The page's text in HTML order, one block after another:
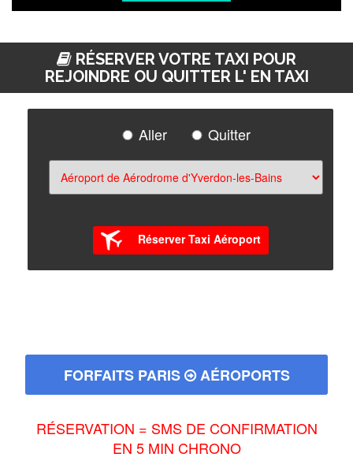
RÉSERVER VOTRE TAXI POUR
REJOINDRE OU QUITTER L' EN TAXI
Aller Quitter
Réserver Taxi Aéroport
FORFAITS PARIS AÉROPORTS
RÉSERVATION = SMS DE CONFIRMATION
EN 5 MIN CHRONO